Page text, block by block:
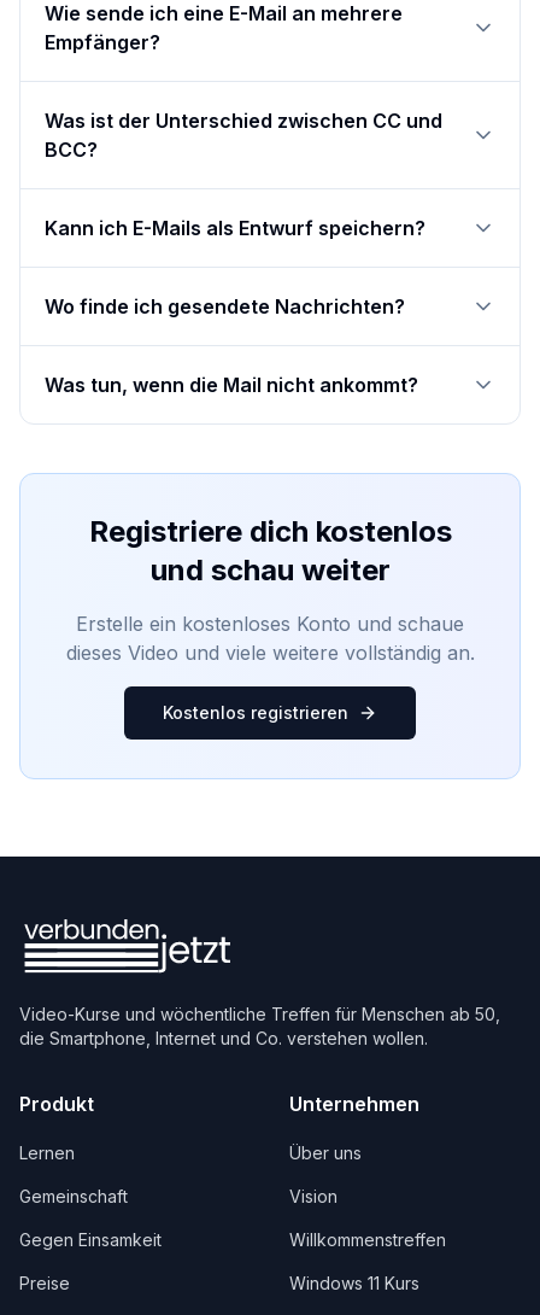
Wie sende ich eine E-Mail an mehrere
Empfänger?
Was ist der Unterschied zwischen CC und
BCC?
Kann ich E-Mails als Entwurf speichern?
Wo finde ich gesendete Nachrichten?
Was tun, wenn die Mail nicht ankommt?
Registriere dich kostenlos
und schau weiter
Erstelle ein kostenloses Konto und schaue
dieses Video und viele weitere vollständig an.
Kostenlos registrieren
Video-Kurse und wöchentliche Treffen für Menschen ab 50,
die Smartphone, Internet und Co. verstehen wollen.
Produkt
Lernen
Gemeinschaft
Gegen Einsamkeit
Preise
Unternehmen
Über uns
Vision
Willkommenstreffen
Windows 11 Kurs